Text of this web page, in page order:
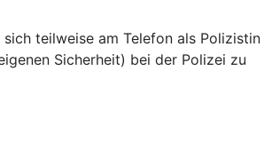
teilweise am Telefon als Polizistin
Sicherheit) bei der Polizei zu